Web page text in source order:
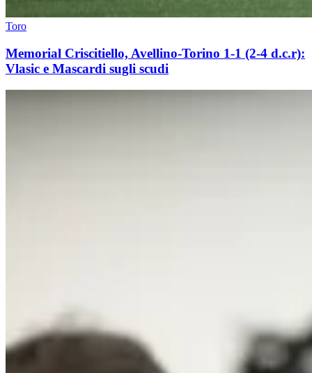
Toro
Memorial Criscitiello, Avellino-Torino 1-1 (2-4 d.c.r):
Vlasic e Mascardi sugli scudi